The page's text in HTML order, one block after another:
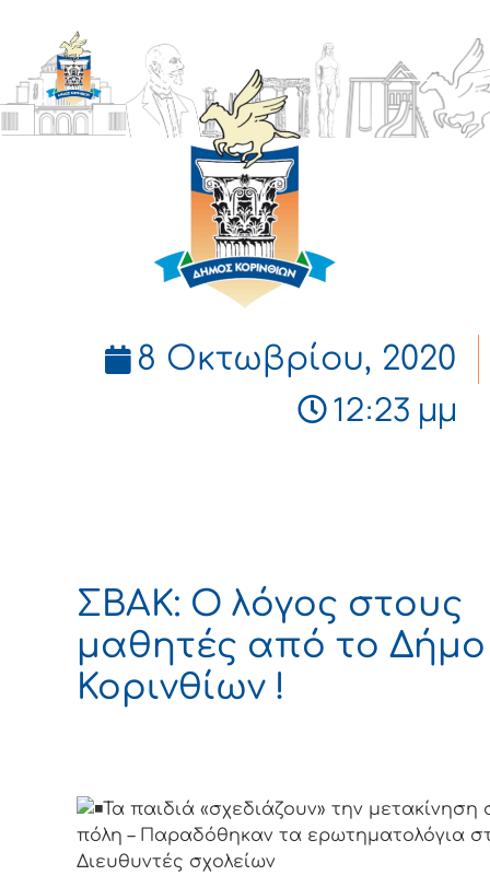
ΔΗΜΟΣ
ΚΟΡΙΝΘΙΩΝ
8 Οκτωβρίου, 2020
12:23 μμ
ΣΒΑΚ: Ο λόγος στους
μαθητές από το Δήμο
Κορινθίων !
Τα παιδιά «σχεδιάζουν» την μετακίνηση
πόλη – Παραδόθηκαν τα ερωτηματολόγια
Διευθυντές σχολείων